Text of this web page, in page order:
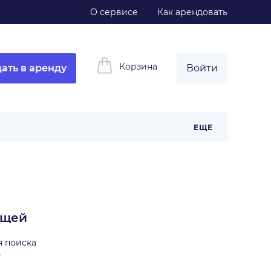
О сервисе Как арендовать
в аренду Корзина Войти
ЕЩЕ
поиска